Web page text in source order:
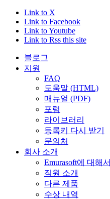
Link to X
Link to Facebook
Link to Youtube
Link to Rss this site
블로그
지원
FAQ
도움말 (HTML)
매뉴얼 (PDF)
포럼
라이브러리
등록키 다시 받기
문의처
회사 소개
Emurasoft에 대해서
직원 소개
다른 제품
수상 내역